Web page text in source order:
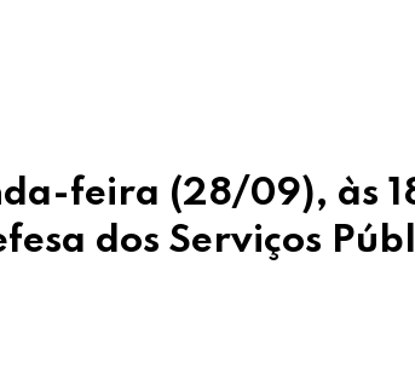
feira (28/09), às
dos Serviços